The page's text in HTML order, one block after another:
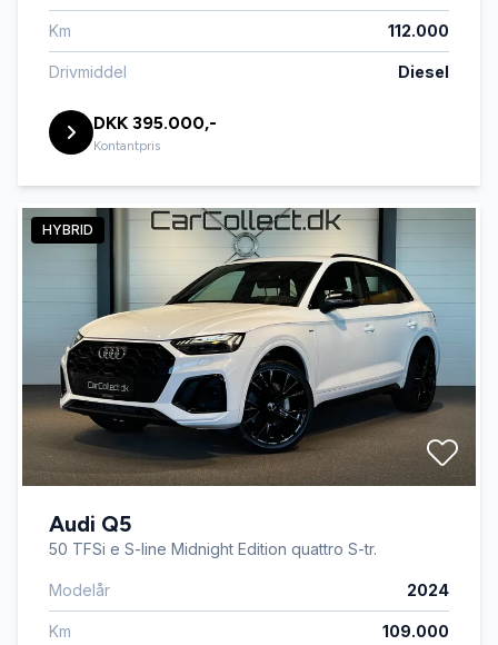
Km 112.000
Drivmiddel Diesel
DKK 395.000,-
Kontantpris
HYBRID
Audi Q5
50 TFSi e S-line Midnight Edition quattro S-tr.
Modelår 2024
Km 109.000